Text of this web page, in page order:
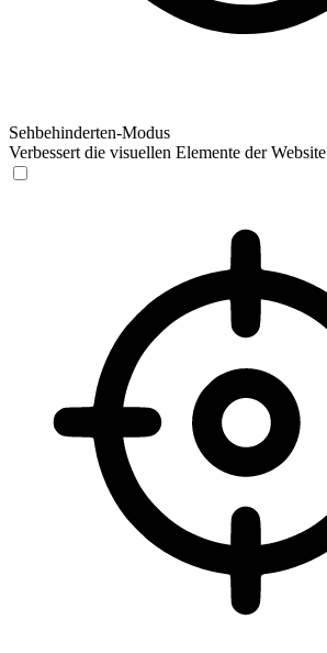
Sehbehinderten-Modus
Verbessert die visuellen Elemente der Website